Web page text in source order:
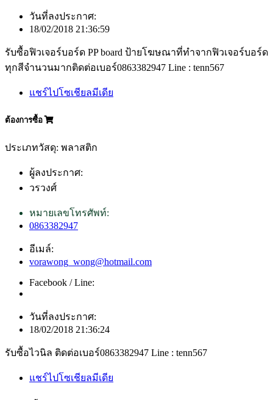
วันที่ลงประกาศ:
18/02/2018 21:36:59
รับซื้อฟิวเจอร์บอร์ด PP board ป้ายโฆษณาที่ทำจากฟิวเจอร์บอร์ด
ทุกสีจำนวนมากติดต่อเบอร์0863382947 Line : tenn567
แชร์ไปโซเชียลมีเดีย
ต้องการซื้อ
ประเภทวัสดุ: พลาสติก
ผู้ลงประกาศ:
วรวงศ์
หมายเลขโทรศัพท์:
0863382947
อีเมล์:
vorawong_wong@hotmail.com
Facebook / Line:
วันที่ลงประกาศ:
18/02/2018 21:36:24
รับซื้อไวนิล ติดต่อเบอร์0863382947 Line : tenn567
แชร์ไปโซเชียลมีเดีย